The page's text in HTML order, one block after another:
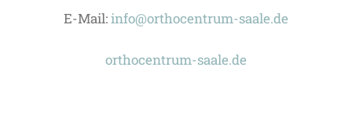
E-Mail:info@orthocentrum-saale.de
orthocentrum-saale.de